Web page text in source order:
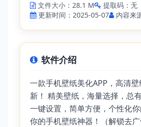
文件大小：28.1 M
提取码：无
更新时间：2025-05-07
内容来
软件介绍
一款手机壁纸美化APP，高清
新！ 精美壁纸，海量选择，总
一键设置，简单方便，个性化你
你的手机壁纸神器！（解锁去广